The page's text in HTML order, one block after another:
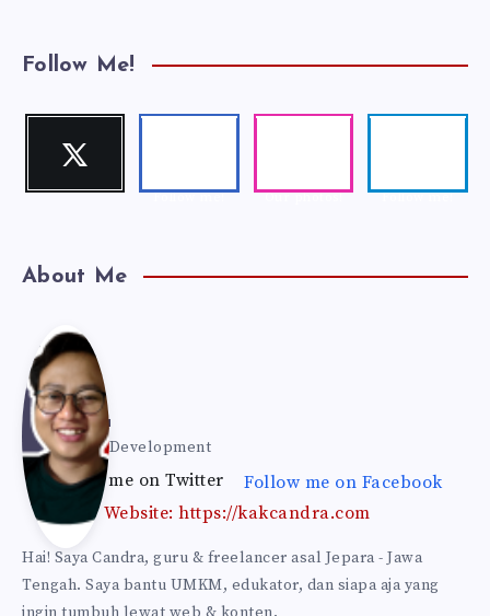
Follow Me!
Twitter
Follow me!
Follow me! Our photos! Follow me!
About Me
Kak
Can
dra
Kak Candra
Web & Self Development
Follow me on Twitter
Follow me on Facebook
Website: https://kakcandra.com
Hai! Saya Candra, guru & freelancer asal Jepara - Jawa
Tengah. Saya bantu UMKM, edukator, dan siapa aja yang